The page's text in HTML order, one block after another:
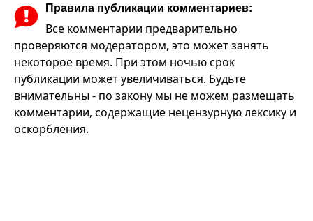
Правила публикации комментариев:
Все комментарии предварительно
проверяются модератором, это может занять
некоторое время. При этом ночью срок
публикации может увеличиваться. Будьте
внимательны - по закону мы не можем размещать
комментарии, содержащие нецензурную лексику и
оскорбления.